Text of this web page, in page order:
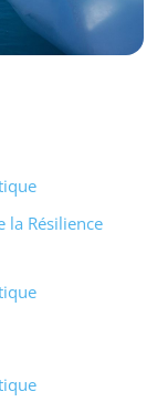
la Résilience